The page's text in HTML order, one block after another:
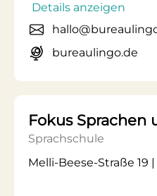
Details anzeigen
bureaulingo.de
Fokus Sprachen
Sprachschule
Melli-Beese-Straße 19